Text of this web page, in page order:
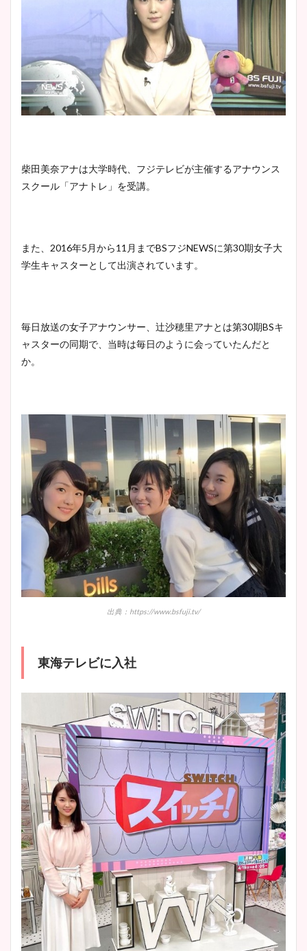
柴田美奈アナは大学時代、フジテレビが主催するアナウンス
スクール「アナトレ」を受講。
また、2016年5月から11月までBSフジNEWSに第30期女子大
学生キャスターとして出演されています。
毎日放送の女子アナウンサー、辻沙穂里アナとは第30期BSキ
ャスターの同期で、当時は毎日のように会っていたんだと
か。
出典：https://www.bsfuji.tv/
東海テレビに入社